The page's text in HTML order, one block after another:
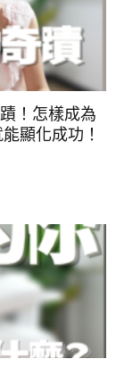
！怎樣成為
顯化成功！